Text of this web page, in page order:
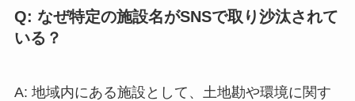
Q: なぜ特定の施設名がSNSで取り沙汰されて
いる？
A: 地域内にある施設として、土地勘や環境に関す